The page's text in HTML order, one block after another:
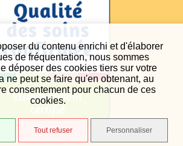
du contenu enrichi et d'élaborer
de fréquentation, nous sommes
déposer des cookies tiers sur votre
ne peut se faire qu'en obtenant, au
consentement pour chacun de ces
cookies.
Tout refuser Personnaliser